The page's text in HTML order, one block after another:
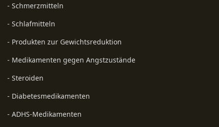
- Schmerzmitteln
- Schlafmitteln
- Produkten zur Gewichtsreduktion
- Medikamenten gegen Angstzustände
- Steroiden
- Diabetesmedikamenten
- ADHS-Medikamenten